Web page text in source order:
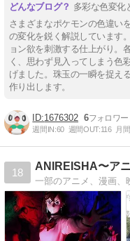
多彩な色変化
さまざまなポケモンの色違い
の変化を鋭く解説しています
ョン欲を刺激する仕上がり。
く、思わず見入ってしまう色
げました。珠玉の一瞬を捉え
作り出します。
1676302 6
週間IN:60 週間OUT:116 月
18
ANIREISHA〜ア